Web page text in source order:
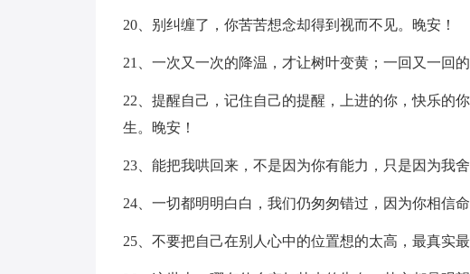
20、别纠缠了，你苦苦想念却得到视而不见。晚安！
21、一次又一次的降温，才让树叶变黄；一回又一回
22、提醒自己，记住自己的提醒，上进的你，快乐的
生。晚安！
23、能把我哄回来，不是因为你有能力，只是因为我
24、一切都明明白白，我们仍匆匆错过，因为你相信
25、不要把自己在别人心中的位置想的太高，最真实